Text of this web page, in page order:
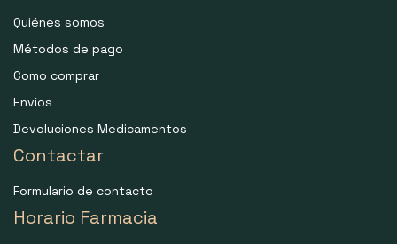
Quiénes somos
Métodos de pago
Como comprar
Envíos
Devoluciones Medicamentos
Contactar
Formulario de contacto
Horario Farmacia